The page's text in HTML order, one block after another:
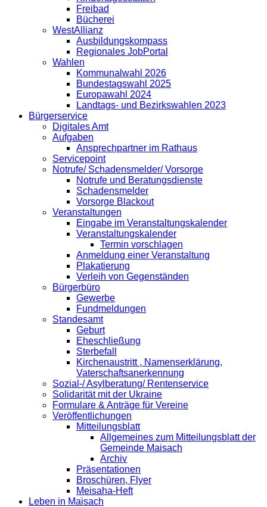
Freibad
Bücherei
WestAllianz
Ausbildungskompass
Regionales JobPortal
Wahlen
Kommunalwahl 2026
Bundestagswahl 2025
Europawahl 2024
Landtags- und Bezirkswahlen 2023
Bürgerservice
Digitales Amt
Aufgaben
Ansprechpartner im Rathaus
Servicepoint
Notrufe/ Schadensmelder/ Vorsorge
Notrufe und Beratungsdienste
Schadensmelder
Vorsorge Blackout
Veranstaltungen
Eingabe im Veranstaltungskalender
Veranstaltungskalender
Termin vorschlagen
Anmeldung einer Veranstaltung
Plakatierung
Verleih von Gegenständen
Bürgerbüro
Gewerbe
Fundmeldungen
Standesamt
Geburt
Eheschließung
Sterbefall
Kirchenaustritt , Namenserklärung,
Vaterschaftsanerkennung
Sozial-/ Asylberatung/ Rentenservice
Solidarität mit der Ukraine
Formulare & Anträge für Vereine
Veröffentlichungen
Mitteilungsblatt
Allgemeines zum Mitteilungsblatt der
Gemeinde Maisach
Archiv
Präsentationen
Broschüren, Flyer
Meisaha-Heft
Leben in Maisach